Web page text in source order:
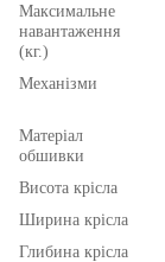
Максимальне
навантаження
(кг.)
Механізми
Матеріал
обшивки
Висота крісла
Ширина крісла
Глибина крісла